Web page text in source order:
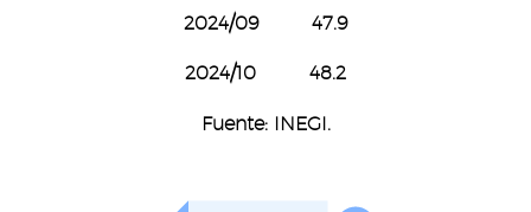
2024/09 47.9
2024/10 48.2
Fuente: INEGI.